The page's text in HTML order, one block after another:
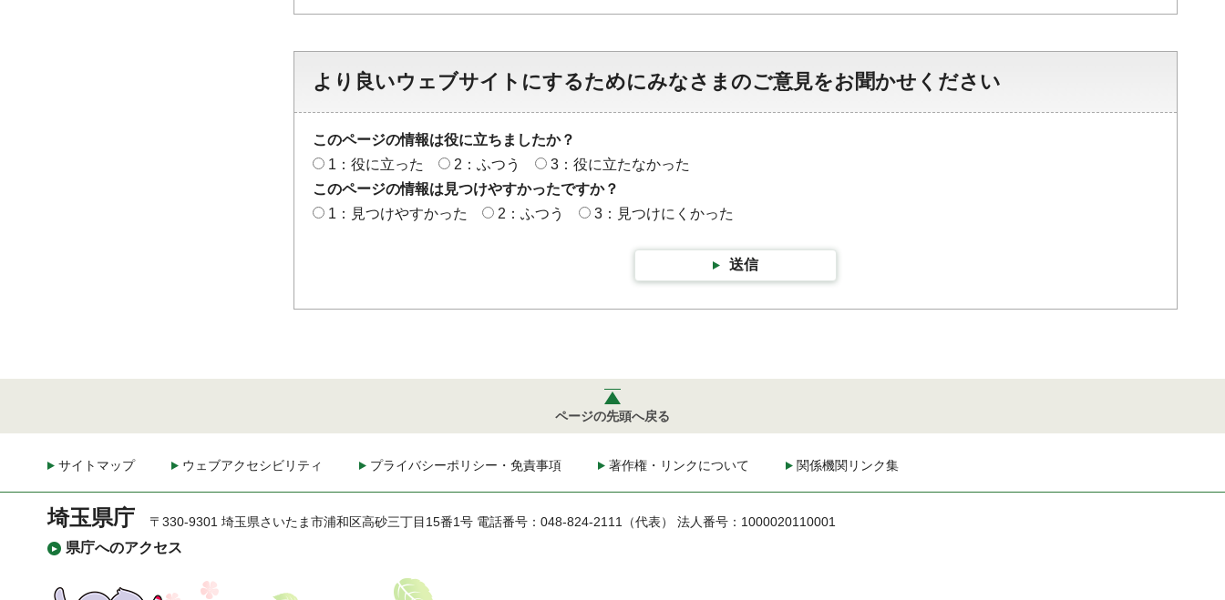
より良いウェブサイトにするためにみなさまのご意見をお聞かせください
このページの情報は役に立ちましたか？
1：役に立った
2：ふつう
3：役に立たなかった
このページの情報は見つけやすかったですか？
1：見つけやすかった
2：ふつう 3：見つけにくかった
送信
ページの先頭へ戻る
サイトマップ ウェブアクセシビリティ プライバシーポリシー・免責事項 著作権・リンクについて 関係機関リンク集
埼玉県庁
県庁へのアクセス
〒330-9301 埼玉県さいたま市浦和区高砂三丁目15番1号 電話番号：048-824-2111（代表） 法人番号：1000020110001